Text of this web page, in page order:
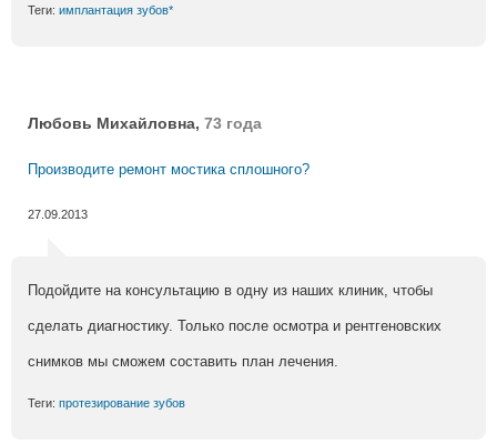
Теги: имплантация зубов*
Любовь Михайловна, 73 года
Производите ремонт мостика сплошного?
27.09.2013
Подойдите на консультацию в одну из наших клиник, чтобы
сделать диагностику. Только после осмотра и рентгеновских
снимков мы сможем составить план лечения.
Теги: протезирование зубов